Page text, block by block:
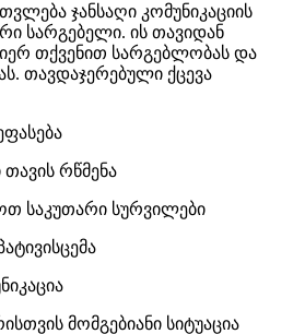
ჯანსაღი კომუნიკაციის
სარგებელი. ის თავიდან
თქვენით სარგებლობას და
თავდაჯერებული ქცევა
რწმენა
საკუთარი სურვილები
მომგებიანი სიტუაცია